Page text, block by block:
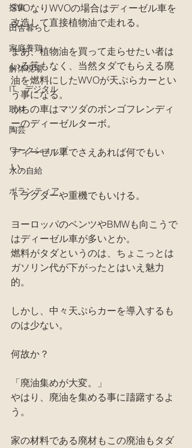
採集
田舎暮らし
家庭養鶏
解体現場
IT、デジタル
取材
陶芸
ワークショップ
水の自給
ボランティア
SVOなりWVOの場合はディーゼル車を
改造して直接植物油で走れる。
まあ、植物油を買って走らせたい者は
いる筈もなく、当然タダでもらえる廃
油を燃料にしたWVOが天ぷらカーとい
う事になる。
うちの車はマツダのボンゴフレンディ
ーのディーゼルターボ。
ディーゼル車でさえあれば何でもい
い。
トラクターや重機でもいける。
ヨーロッパのベンツやBMWも向こうで
はディーゼル車が多いとか。
燃料がタダというのは、ちょこっとは
ガソリン代が下がったとはいえ魅力
的。
しかし、中々天ぷらカーを導入するも
のは少ない。
何故か？
「廃油集めが大変。」
やはり、廃油を集める事に躊躇するよ
う。
家の材料である廃材もこの廃油もタダ